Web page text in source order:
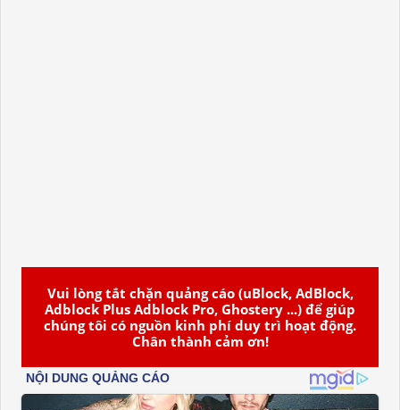
Vui lòng tắt chặn quảng cáo (uBlock, AdBlock,
Adblock Plus Adblock Pro, Ghostery ...) để giúp
chúng tôi có nguồn kinh phí duy trì hoạt động.
Chân thành cảm ơn!